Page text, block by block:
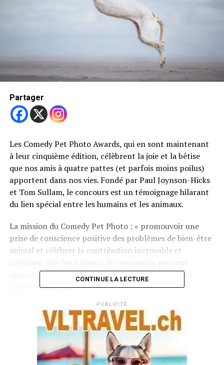
Partager
Les Comedy Pet Photo Awards, qui en sont maintenant
à leur cinquième édition, célèbrent la joie et la bêtise
que nos amis à quatre pattes (et parfois moins poilus)
apportent dans nos vies. Fondé par Paul Joynson-Hicks
et Tom Sullam, le concours est un témoignage hilarant
du lien spécial entre les humains et les animaux.
La mission du Comedy Pet Photo : « promouvoir une
prise de conscience positive des problèmes de bien-être
animal et célébrer la contribution incroyable et
apporter et ont effectivement dans les vies de leur
gardien humain».
CONTINUE LA LECTURE
PUBLICITÉ